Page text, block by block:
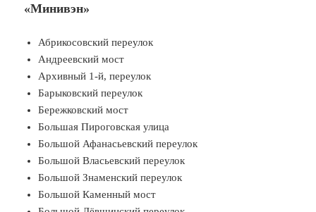
«Минивэн»
Абрикосовский переулок
Андреевский мост
Архивный 1-й, переулок
Барыковский переулок
Бережковский мост
Большая Пироговская улица
Большой Афанасьевский переулок
Большой Власьевский переулок
Большой Знаменский переулок
Большой Каменный мост